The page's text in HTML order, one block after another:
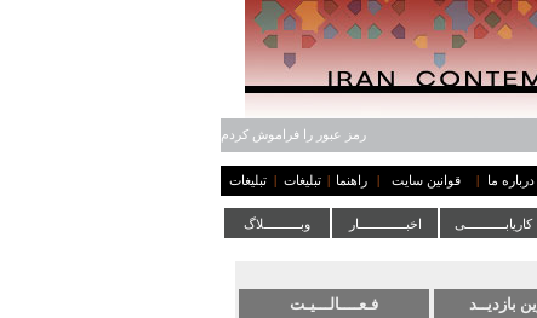
رمز عبور را فراموش کردم
درباره ما قوانین سایت راهنما تبلیغات تبلیغات
کاریابـــــــــــی اخبـــــــــــــار وبــــــــــلاگ